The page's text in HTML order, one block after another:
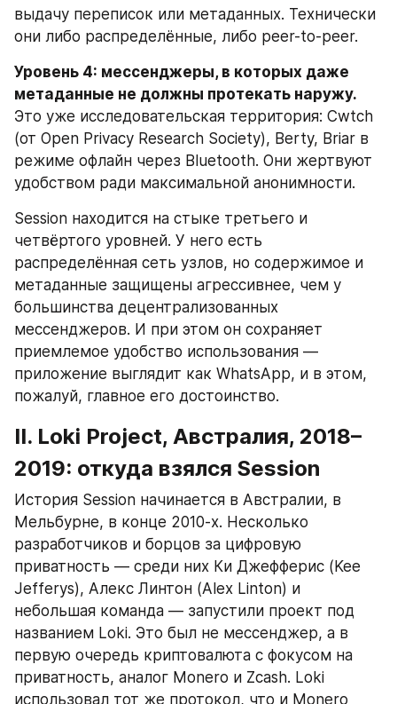
выдачу переписок или метаданных. Технически
они либо распределённые, либо peer-to-peer.
Уровень 4: мессенджеры, в которых даже
метаданные не должны протекать наружу.
Это уже исследовательская территория: Cwtch
(от Open Privacy Research Society), Berty, Briar в
режиме офлайн через Bluetooth. Они жертвуют
удобством ради максимальной анонимности.
Session находится на стыке третьего и
четвёртого уровней. У него есть
распределённая сеть узлов, но содержимое и
метаданные защищены агрессивнее, чем у
большинства децентрализованных
мессенджеров. И при этом он сохраняет
приемлемое удобство использования —
приложение выглядит как WhatsApp, и в этом,
пожалуй, главное его достоинство.
II. Loki Project, Австралия, 2018–
2019: откуда взялся Session
История Session начинается в Австралии, в
Мельбурне, в конце 2010-х. Несколько
разработчиков и борцов за цифровую
приватность — среди них Ки Джефферис (Kee
Jefferys), Алекс Линтон (Alex Linton) и
небольшая команда — запустили проект под
названием Loki. Это был не мессенджер, а в
первую очередь криптовалюта с фокусом на
приватность, аналог Monero и Zcash. Loki
использовал тот же протокол, что и Monero